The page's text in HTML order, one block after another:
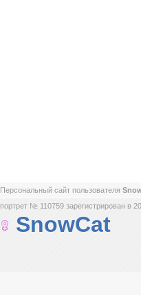
Персональный сайт пользователя
портрет № 110759 зарегистрирован в
SnowCat